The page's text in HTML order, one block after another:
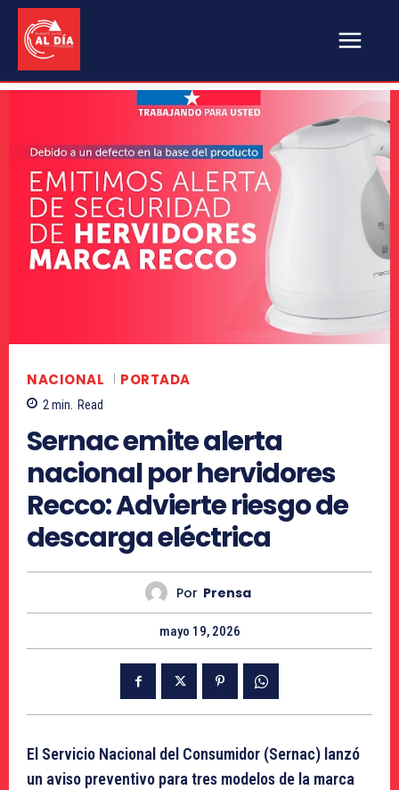
NACIONAL PORTADA
2 min. Read
Sernac emite alerta
nacional por hervidores
Recco: Advierte riesgo de
descarga eléctrica
Por Prensa
mayo 19, 2026
El Servicio Nacional del Consumidor (Sernac) lanzó
un aviso preventivo para tres modelos de la marca